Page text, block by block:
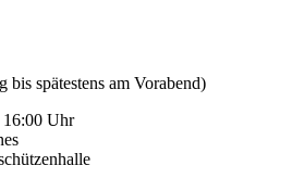
bis spätestens am Vorabend)
16:00 Uhr